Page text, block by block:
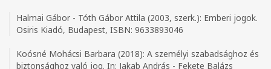
Halmai Gábor - Tóth Gábor Attila (2003, szerk.): Emberi jogok.
Osiris Kiadó, Budapest, ISBN: 9633893046
Koósné Mohácsi Barbara (2018): A személyi szabadsághoz és
biztonsághoz való jog. In: Jakab András - Fekete Balázs